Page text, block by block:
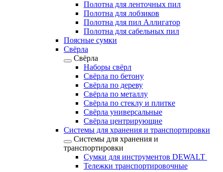
Полотна для ленточных пил
Полотна для лобзиков
Полотна для пил Аллигатор
Полотна для сабельных пил
Поясные сумки
Свёрла
Свёрла
Наборы свёрл
Свёрла по бетону
Свёрла по дереву
Свёрла по металлу
Свёрла по стеклу и плитке
Свёрла универсальные
Свёрла центрирующие
Системы для хранения и транспортировки
Системы для хранения и
транспортировки
Сумки для инструментов DEWALT
Тележки транспортировочные